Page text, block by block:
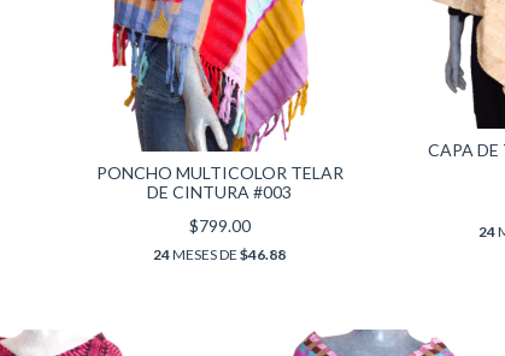
PONCHO MULTICOLOR TELAR
DE CINTURA #003
$799.00
24MESES DE$46.88
CAPA DE
24